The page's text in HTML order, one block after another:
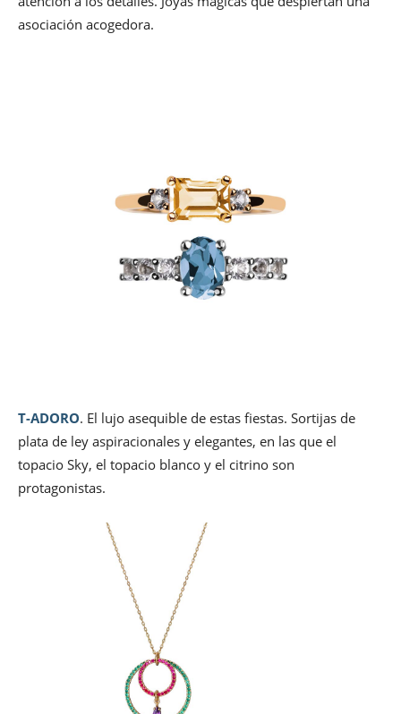
asociación acogedora.
T-ADORO. El lujo asequible de estas fiestas. Sortijas de
plata de ley aspiracionales y elegantes, en las que el
topacio Sky, el topacio blanco y el citrino son
protagonistas.